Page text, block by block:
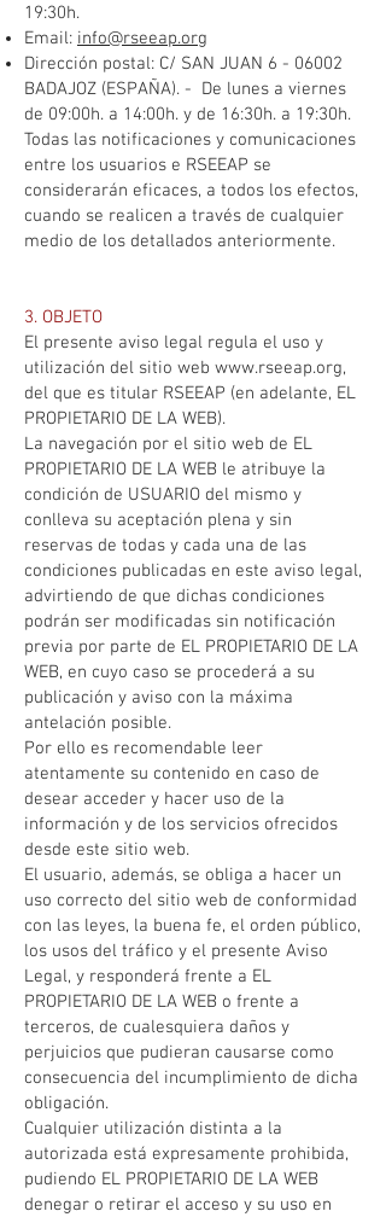
19:30h.
Email: info@rseeap.org
Dirección postal: C/ SAN JUAN 6 - 06002
BADAJOZ (ESPAÑA). - De lunes a viernes
de 09:00h. a 14:00h. y de 16:30h. a 19:30h.
Todas las notificaciones y comunicaciones
entre los usuarios e RSEEAP se
considerarán eficaces, a todos los efectos,
cuando se realicen a través de cualquier
medio de los detallados anteriormente.
3. OBJETO
El presente aviso legal regula el uso y
utilización del sitio web www.rseeap.org,
del que es titular RSEEAP (en adelante, EL
PROPIETARIO DE LA WEB).
La navegación por el sitio web de EL
PROPIETARIO DE LA WEB le atribuye la
condición de USUARIO del mismo y
conlleva su aceptación plena y sin
reservas de todas y cada una de las
condiciones publicadas en este aviso legal,
advirtiendo de que dichas condiciones
podrán ser modificadas sin notificación
previa por parte de EL PROPIETARIO DE LA
WEB, en cuyo caso se procederá a su
publicación y aviso con la máxima
antelación posible.
Por ello es recomendable leer
atentamente su contenido en caso de
desear acceder y hacer uso de la
información y de los servicios ofrecidos
desde este sitio web.
El usuario, además, se obliga a hacer un
uso correcto del sitio web de conformidad
con las leyes, la buena fe, el orden público,
los usos del tráfico y el presente Aviso
Legal, y responderá frente a EL
PROPIETARIO DE LA WEB o frente a
terceros, de cualesquiera daños y
perjuicios que pudieran causarse como
consecuencia del incumplimiento de dicha
obligación.
Cualquier utilización distinta a la
autorizada está expresamente prohibida,
pudiendo EL PROPIETARIO DE LA WEB
denegar o retirar el acceso y su uso en